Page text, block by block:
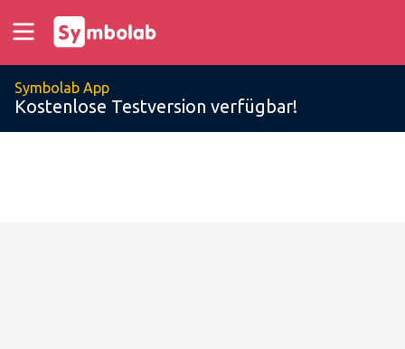
Symbolab App
Kostenlose Testversion verfügbar!